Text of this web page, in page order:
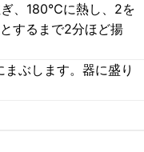
、180℃に熱し、2を
するまで2分ほど揚
ぶします。器に盛り